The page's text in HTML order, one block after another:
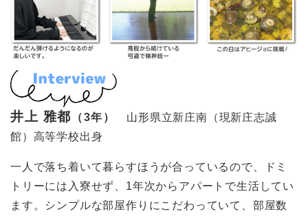
井上 雅都 （3年）
山形県立新庄南（現新庄志誠
館）高等学校出身
一人で落ち着いて暮らすほうが合っているので、ドミ
トリーには入寮せず、1年次からアパートで生活してい
ます。シンプルな部屋作りにこだわっていて、部屋数